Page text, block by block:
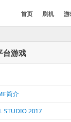
首页 刷机 游
台游戏
简介
STUDIO 2017